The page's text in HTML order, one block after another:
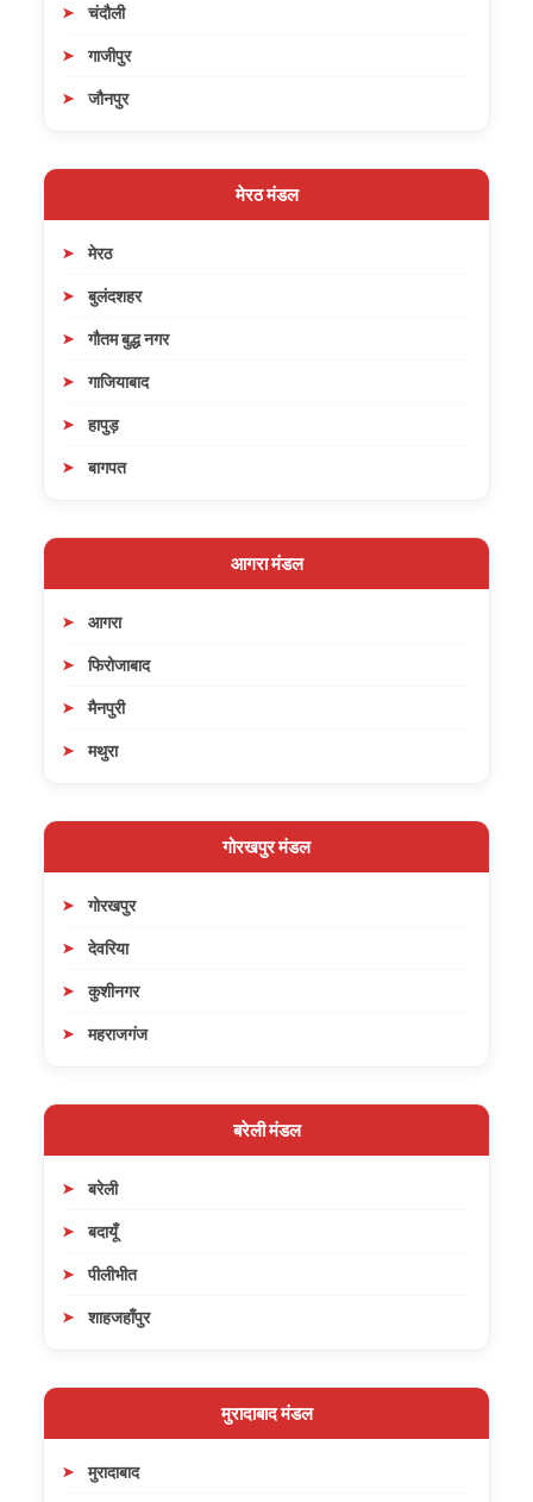
चंदौली
गाजीपुर
जौनपुर
मेरठ मंडल
मेरठ
बुलंदशहर
गौतम बुद्ध नगर
गाजियाबाद
हापुड़
बागपत
आगरा मंडल
आगरा
फिरोजाबाद
मैनपुरी
मथुरा
गोरखपुर मंडल
गोरखपुर
देवरिया
कुशीनगर
महराजगंज
बरेली मंडल
बरेली
बदायूँ
पीलीभीत
शाहजहाँपुर
मुरादाबाद मंडल
मुरादाबाद